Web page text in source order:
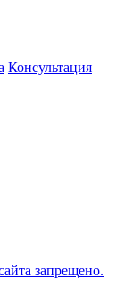
Консультация
запрещено.